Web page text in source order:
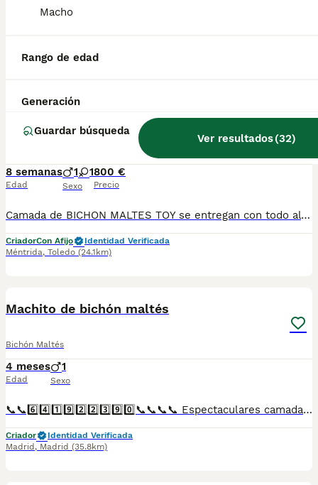
Macho
Rango de edad
Generación
Guardar búsqueda
Ver resultados(32)
Navas de Riofrío,Segovia
8 semanas
Edad
1 1
Sexo
800 €
Precio
Camada de BICHON MALTES TOY se entregan con todo al día en cuanto a vacunación, desparasitación interna y externa, microchip y pasaporte con procedencia lícita de centro canino profesional. Revisión veterinaria. Nos dedicamos profesionalmente al mundo del cachorro desde hace más de 17 años ,centro canino del Valle caprice, es nuestro nombre , criadores profesionales , residencia canina y veterinarios, que mejor sitio para adquirir tu nuevo miembro familiar. Núcleo de cria ES450990000078 Pueden encontrarnos de igual modo en la pagina oficial de la canina de España como uno de los pocos criadores recomendados y registrados , www.rsce.es Los precios son desde más IVA según cachorro, camada y época. Pregunten disponibilidad y precios Pregunten sin compromiso , y le damos cita para venir a ver a los peques a nuestro centro canino, pueden ver nuestras referencias como mejor criadero en Google , y redes sociales así como en nuestra web Web www.delvallecaprice.com
CriadorCon Afijo
Identidad Verificada
Méntrida, Toledo (24.1km)
Machito de bichón maltés
Bichón Maltés
4 meses
Edad
1
Sexo
📞📞6️⃣4️⃣1️⃣9️⃣2️⃣2️⃣3️⃣9️⃣0️⃣📞📞📞📞 Espectaculares camadas de perritos de machos y hembras de bichón maltés nacionales descendientes de las mejores líneas de sangre. Disponibles tanto hembras como machos. Las camadas están bajo supervisión veterinaria desde su nacimiento hasta que son entregadas a su nueva familia. Criados por un equipo de profesionales y mejores personas que, con más de 20 años de experiencia , cuidan a los animales por vocación, aplicando una cría ética y responsable para que cada cachorro se desarrolle con la mejor salud y con un buen temperamento. Todos los cachorritos se entregan con unos dos meses y medio de edad y sus vacunas correspondientes, desparasitados interna y externamente, con certificado de salud, y garantía tanto por enfermedad vírica como congénito genética. Posibilidad de entregar en toda España mediante transporte propio preparado para animales y con chofer privado. Los precios pueden variar según las características y morfología de cada cachorro. Añádenos al whats app o llámanos, y encantados atenderemos todas tus dudas y consultas. Teléfono / Whats app: 641 92 23 90
Criador
Identidad Verificada
Madrid , Madrid (35.8km)